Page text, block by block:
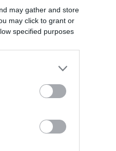
may gather and store
may click to grant or
specified purposes
AC Milanvs
ELŐZŐ
Támogatás
a